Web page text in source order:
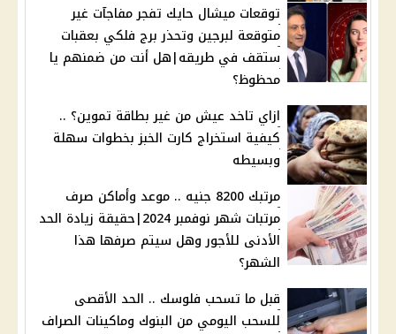
توقعات ميشال حايك تفجر مفاجآت غير
متوقعة لبرجين وتحذر برج فلكي بعقبات
ستقف في طريقه|هل أنت من ضمنهم يا
محظوظ؟
ازاي تاخد عيش من غير بطاقة تموين؟ ..
كيفية استخراج كارت الخبز بخطوات سهلة
وبسيطه
مرتبك 8200 جنيه .. موعد وأماكن صرف
مرتبات شهر نوفمبر 2024|حقيقة زيادة الحد
الأدنى للأجور وهل سيتم صرفها هذا
الشهر؟
قبل ما تسحب فلوسك .. الحد الأقصى
للسحب اليومي من البنوك وماكينات الصراف